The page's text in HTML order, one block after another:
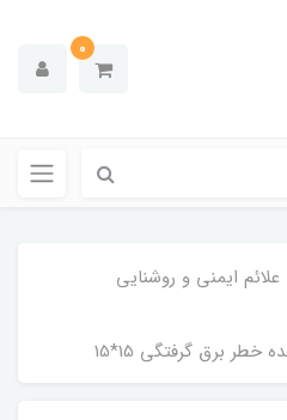
0
علائم ایمنی و روشنایی
برق گرفتگی 15*15